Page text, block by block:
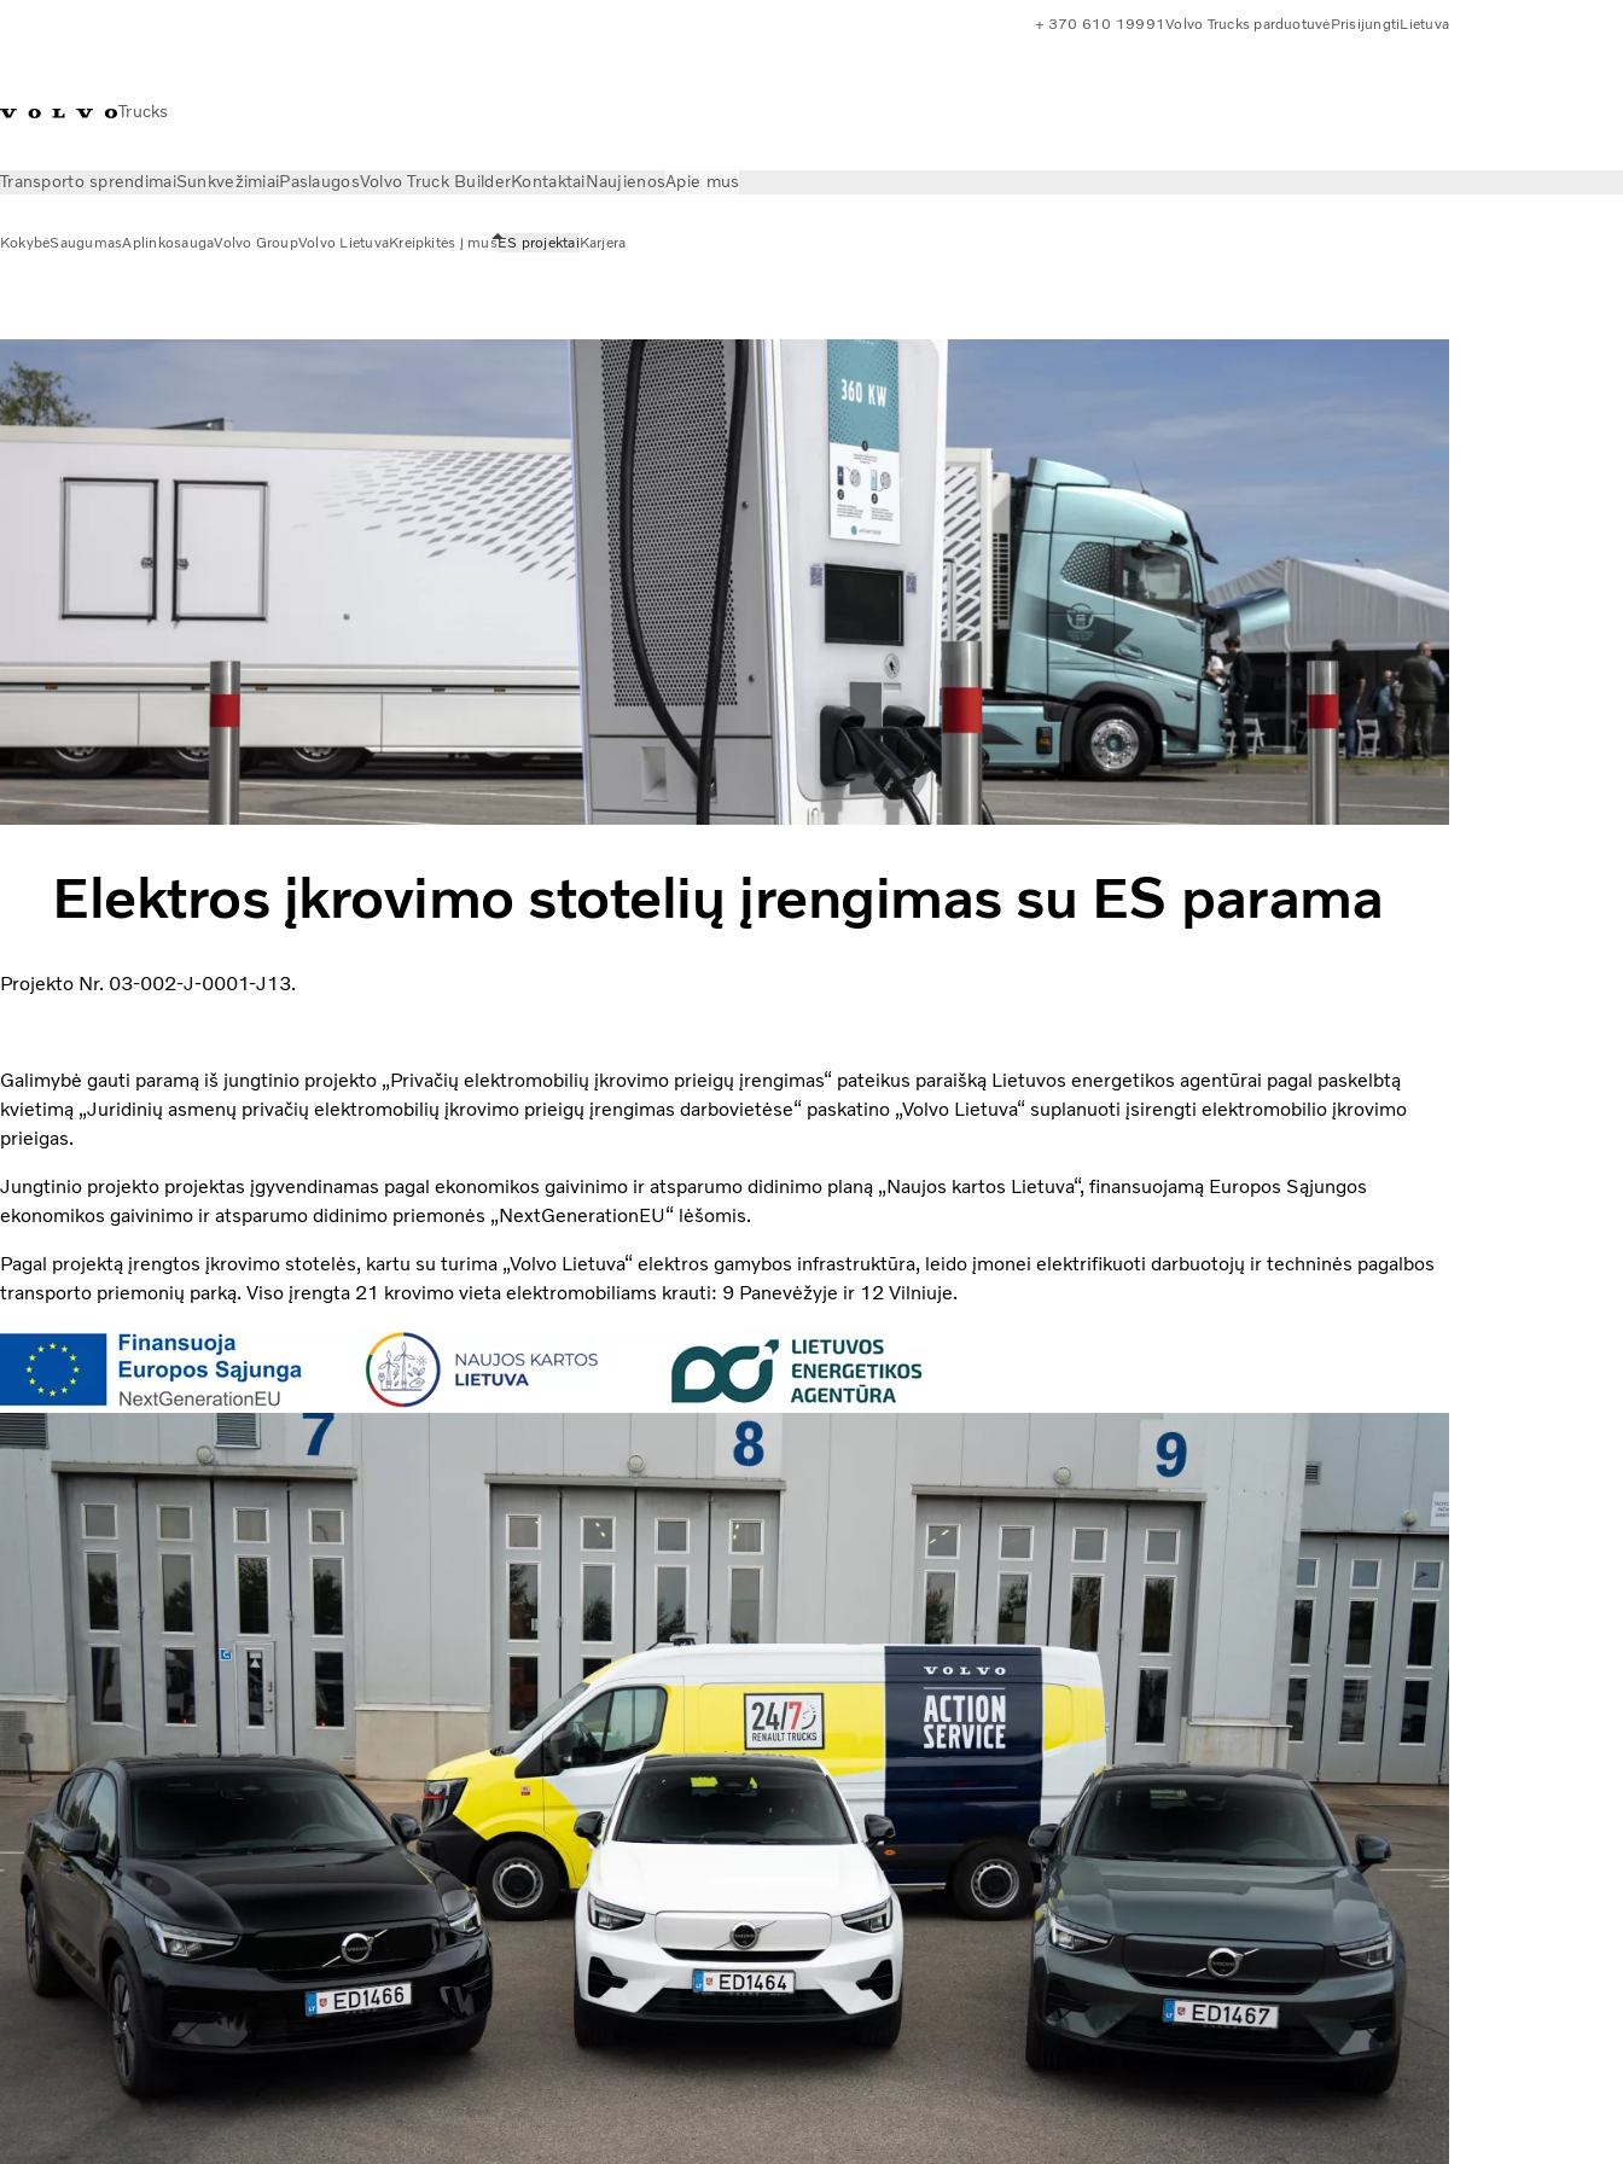
Trucks
+ 370 610 19991Volvo Trucks parduotuvėPrisijungtiLietuva
Transporto sprendimaiSunkvežimiaiPaslaugosVolvo Truck BuilderKontaktaiNaujienosApie mus
KokybėSaugumasAplinkosaugaVolvo GroupVolvo LietuvaKreipkitės į musES projektaiKarjera
Elektros įkrovimo stotelių įrengimas su ES parama
Projekto Nr. 03-002-J-0001-J13.
Galimybė gauti paramą iš jungtinio projekto „Privačių elektromobilių įkrovimo prieigų įrengimas“ pateikus paraišką Lietuvos energetikos agentūrai pagal paskelbtą
kvietimą „Juridinių asmenų privačių elektromobilių įkrovimo prieigų įrengimas darbovietėse“ paskatino „Volvo Lietuva“ suplanuoti įsirengti elektromobilio įkrovimo
prieigas.
Jungtinio projekto projektas įgyvendinamas pagal ekonomikos gaivinimo ir atsparumo didinimo planą „Naujos kartos Lietuva“, finansuojamą Europos Sąjungos
ekonomikos gaivinimo ir atsparumo didinimo priemonės „NextGenerationEU“ lėšomis.
Pagal projektą įrengtos įkrovimo stotelės, kartu su turima „Volvo Lietuva“ elektros gamybos infrastruktūra, leido įmonei elektrifikuoti darbuotojų ir techninės pagalbos
transporto priemonių parką. Viso įrengta 21 krovimo vieta elektromobiliams krauti: 9 Panevėžyje ir 12 Vilniuje.